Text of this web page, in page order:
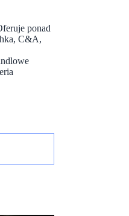
ponad
C&A,